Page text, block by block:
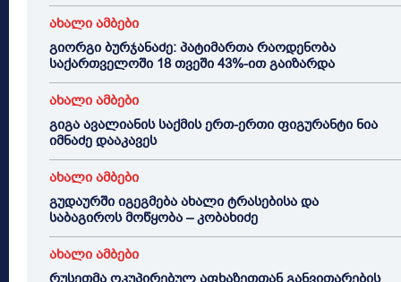
ახალი ამბები
გიორგი ბურჯანაძე: პატიმართა რაოდენობა
საქართველოში 18 თვეში 43%-ით გაიზარდა
ახალი ამბები
გიგა ავალიანის საქმის ერთ-ერთი ფიგურანტი ნია
იმნაძე დააკავეს
ახალი ამბები
გუდაურში იგეგმება ახალი ტრასებისა და
საბაგიროს მოწყობა – კობახიძე
ახალი ამბები